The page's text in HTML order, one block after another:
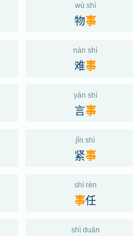
wù shì
物事
nán shì
难事
yán shì
言事
jǐn shì
紧事
shì rèn
事任
shì duān